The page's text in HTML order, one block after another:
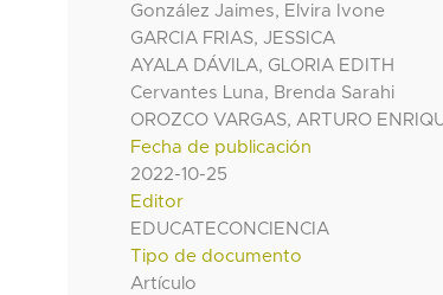
González Jaimes, Elvira Ivone
GARCIA FRIAS, JESSICA
AYALA DÁVILA, GLORIA EDITH
Cervantes Luna, Brenda Sarahi
OROZCO VARGAS, ARTURO
Fecha de publicación
2022-10-25
Editor
EDUCATECONCIENCIA
Tipo de documento
Artículo